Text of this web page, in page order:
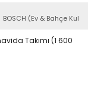
BOSCH (Ev & Bahçe